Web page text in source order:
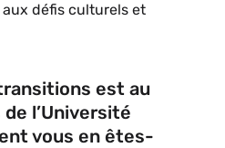
défis culturels et
est au
l’Université
vous en êtes-